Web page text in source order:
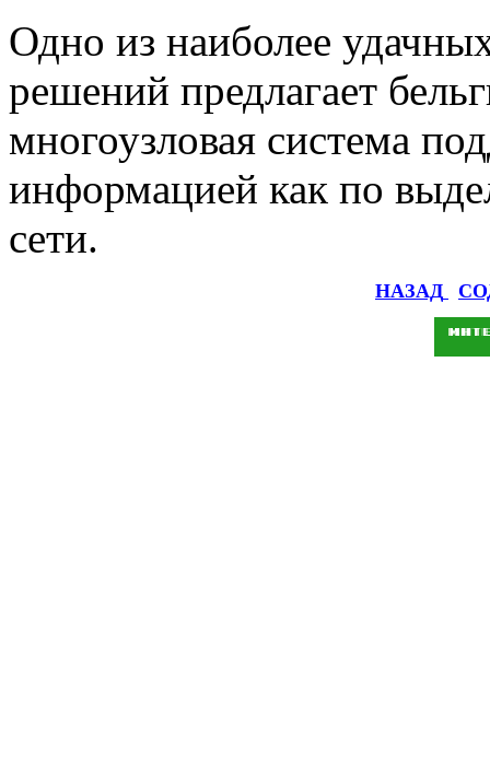
Одно из наиболее
решений предлагает
многоузловая система
информацией как по
сети.
НАЗАД